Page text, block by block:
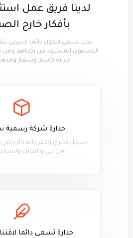
لدينا فريق عمل
بأفكار خارج
نحن نسعى لنكون دائما جديرين
المستوى المنشود من رضاهم ومن
جدارة كأسم وشعار
جدارة شركة رسمية
بسجل تجاري ومقر دائم بالرياض
من دبي والكويت
جدارة تسعى دائما